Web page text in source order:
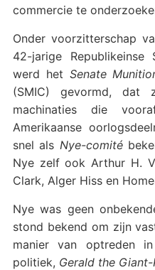
commercie te
Onder voorzitterschap
42-jarige
werd het Senate
(SMIC) gevormd,
machinaties die
Amerikaanse
snel als Nye-comité
Nye zelf ook Arthur H.
Clark, Alger Hiss en
Nye was geen
stond bekend om zijn
manier van optreden
politiek, Gerald the